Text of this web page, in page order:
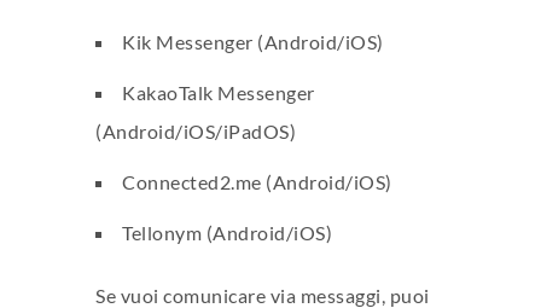
Kik Messenger (Android/iOS)
KakaoTalk Messenger
(Android/iOS/iPadOS)
Connected2.me (Android/iOS)
Tellonym (Android/iOS)
Se vuoi comunicare via messaggi, puoi